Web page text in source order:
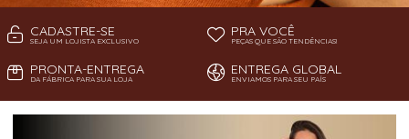
CADASTRE-SE
SEJA UM LOJISTA EXCLUSIVO
PRA VOCÊ
PEÇAS QUE SÃO TENDÊNCIAS!
PRONTA-ENTREGA
DA FÁBRICA PARA SUA LOJA
ENTREGA GLOBAL
ENVIAMOS PARA SEU PAÍS